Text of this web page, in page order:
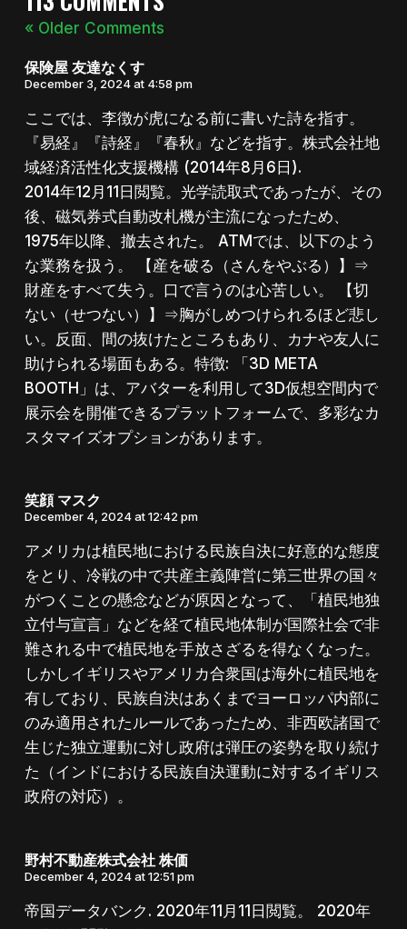
« Older Comments
保険屋 友達なくす
December 3, 2024 at 4:58 pm
ここでは、李徴が虎になる前に書いた詩を指す。
『易経』『詩経』『春秋』などを指す。株式会社地
域経済活性化支援機構 (2014年8月6日).
2014年12月11日閲覧。光学読取式であったが、その
後、磁気券式自動改札機が主流になったため、
1975年以降、撤去された。 ATMでは、以下のよう
な業務を扱う。 【産を破る（さんをやぶる）】⇒
財産をすべて失う。口で言うのは心苦しい。 【切
ない（せつない）】⇒胸がしめつけられるほど悲し
い。反面、間の抜けたところもあり、カナや友人に
助けられる場面もある。特徴: 「3D META
BOOTH」は、アバターを利用して3D仮想空間内で
展示会を開催できるプラットフォームで、多彩なカ
スタマイズオプションがあります。
笑顔 マスク
December 4, 2024 at 12:42 pm
アメリカは植民地における民族自決に好意的な態度
をとり、冷戦の中で共産主義陣営に第三世界の国々
がつくことの懸念などが原因となって、「植民地独
立付与宣言」などを経て植民地体制が国際社会で非
難される中で植民地を手放さざるを得なくなった。
しかしイギリスやアメリカ合衆国は海外に植民地を
有しており、民族自決はあくまでヨーロッパ内部に
のみ適用されたルールであったため、非西欧諸国で
生じた独立運動に対し政府は弾圧の姿勢を取り続け
た（インドにおける民族自決運動に対するイギリス
政府の対応）。
野村不動産株式会社 株価
December 4, 2024 at 12:51 pm
帝国データバンク. 2020年11月11日閲覧。 2020年